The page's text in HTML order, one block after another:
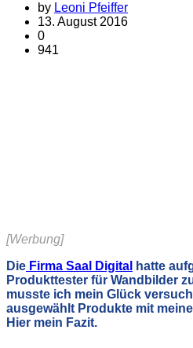
by Leoni Pfeiffer
13. August 2016
0
941
[Werbung]
Die Firma Saal Digital
hatte
Produkttester für Wandbilder
musste ich mein Glück
ausgewählt Produkte mit
Hier mein Fazit.